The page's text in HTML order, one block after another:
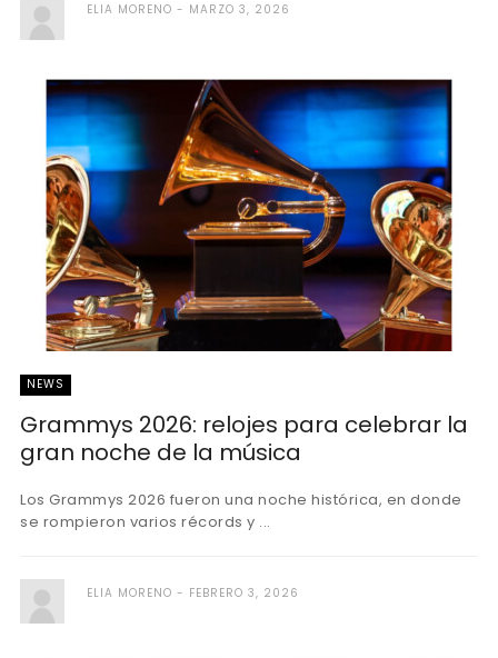
ELIA MORENO MARZO 3, 2026
NEWS
Grammys 2026: relojes para celebrar la
gran noche de la música
Los Grammys 2026 fueron una noche histórica, en donde
se rompieron varios récords y ...
ELIA MORENO FEBRERO 3, 2026